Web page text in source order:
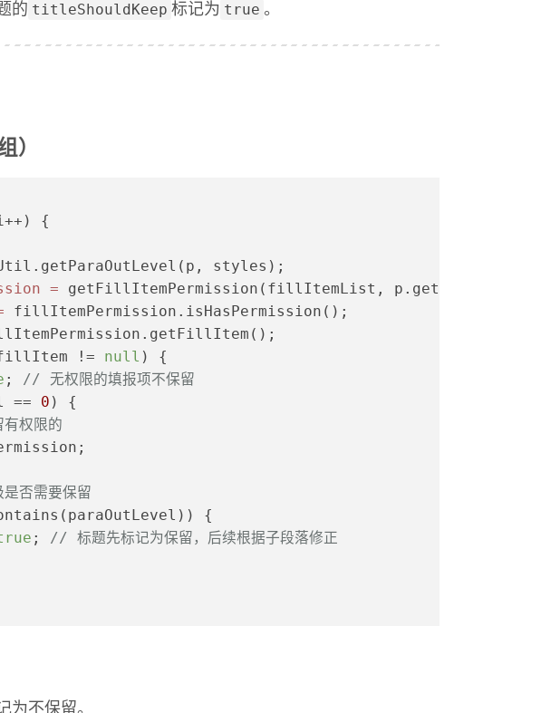
的 titleShouldKeep 标记为 true 。
）
{
styles);
= getFillItemPermission(fillItemList, p.getPos());
fillItemPermission.isHasPermission();
fillItem != null ) {
; // 无权限的填报项不保留
== 0 ) {
权限的
否需要保留
{
; // 标题先标记为保留，后续根据子段落修正
为不保留。